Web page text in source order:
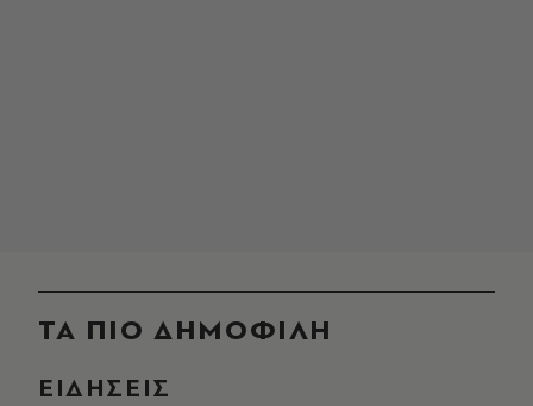
ΤΑ ΠΙΟ ΔΗΜΟΦΙΛΗ
ΕΙΔΗΣΕΙΣ